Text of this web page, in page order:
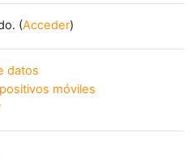
(Acceder)
datos
móviles